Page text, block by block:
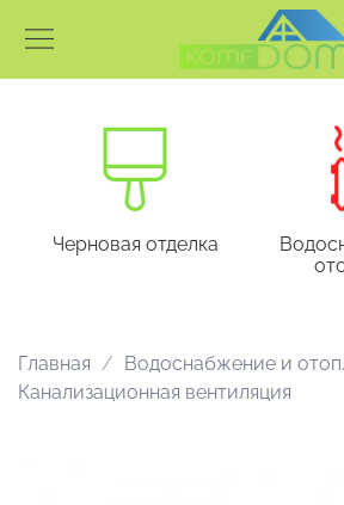
Черновая отделка
Главная Водоснабжение и
Канализационная вентиляция